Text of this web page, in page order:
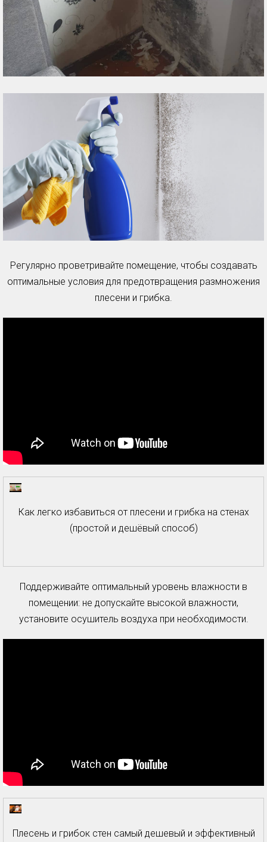
Регулярно проветривайте помещение, чтобы создавать
оптимальные условия для предотвращения размножения
плесени и грибка.
Как легко избавиться от плесени и грибка на стенах
(простой и дешёвый способ)
Поддерживайте оптимальный уровень влажности в
помещении: не допускайте высокой влажности,
установите осушитель воздуха при необходимости.
Плесень и грибок стен самый дешевый и эффективный